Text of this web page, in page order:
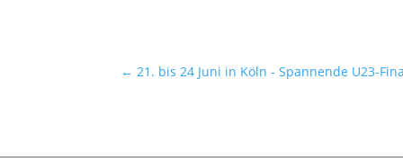
←21. bis 24 Juni in Köln - Spannende U23-